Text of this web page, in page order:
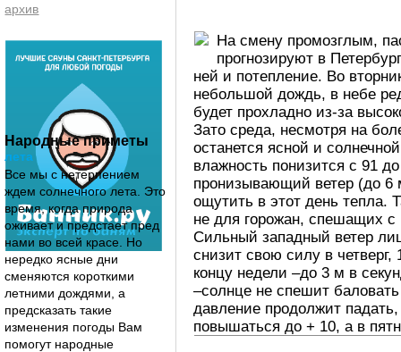
архив
Народные приметы
лета
Все мы с нетерпением
ждем солнечного лета. Это
время, когда природа
оживает и предстает пред
нами во всей красе. Но
нередко ясные дни
сменяются короткими
летними дождями, а
предсказать такие
изменения погоды Вам
помогут народные
На смену промозглым,
прогнозируют в
ней и потепление. Во
небольшой дождь, в небе
будет прохладно из-за
Зато среда, несмотря на
останется ясной и
влажность понизится с 91
пронизывающий ветер (до 6
ощутить в этот день тепла.
не для горожан, спешащих с
Сильный западный ветер
снизит свою силу в четверг,
концу недели –до 3 м в
–солнце не спешит
давление продолжит
повышаться до + 10, а в